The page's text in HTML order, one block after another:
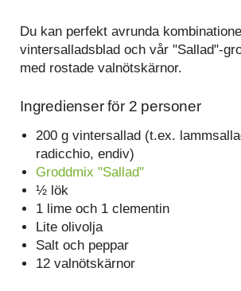
Du kan perfekt avrunda
vintersalladsblad och vår "Sallad"-
med rostade valnötskärnor.
Ingredienser för 2 personer
200 g vintersallad (t.ex.
radicchio, endiv)
Groddmix "Sallad"
½ lök
1 lime och 1 clementin
Lite olivolja
Salt och peppar
12 valnötskärnor